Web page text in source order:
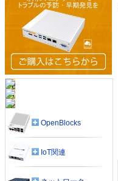
OpenBlocks
IoT関連